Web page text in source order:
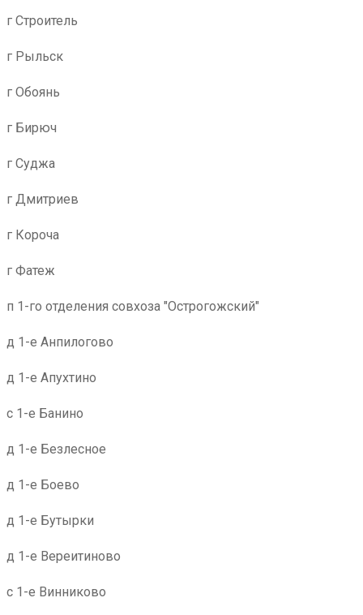
г Строитель
г Рыльск
г Обоянь
г Бирюч
г Суджа
г Дмитриев
г Короча
г Фатеж
п 1-го отделения совхоза "Острогожский"
д 1-е Анпилогово
д 1-е Апухтино
с 1-е Банино
д 1-е Безлесное
д 1-е Боево
д 1-е Бутырки
д 1-е Вереитиново
с 1-е Винниково